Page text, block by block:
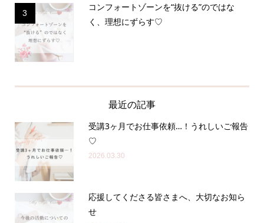
3
コンフォートゾーンを“抜ける”のではな
く、理想にずらす♡
最近の記事
受講3ヶ月でお仕事依頼…！うれしいご報告
♡
2026.03.30
応援してくださる皆さまへ、大切なお知ら
せ